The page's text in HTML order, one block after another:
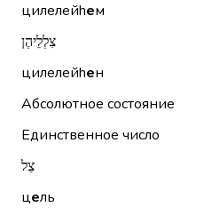
цилелейhем
צִלְלֵיהֶן
цилелейhен
Абсолютное состояние
Единственное число
צֵל
цель